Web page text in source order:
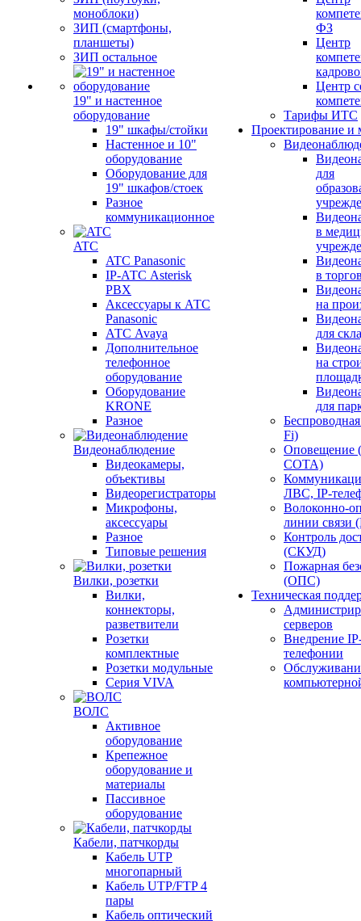
моноблоки)
ЗИП (смартфоны,
планшеты)
ЗИП остальное
19" и настенное
оборудование
19" шкафы/стойки
Настенное и 10"
оборудование
Оборудование для
19" шкафов/стоек
Разное
коммуникационное
ATC
ATC Panasonic
IP-АТС Asterisk
PBX
Аксессуары к АТС
Panasonic
АТС Avaya
Дополнительное
телефонное
оборудование
Оборудование
KRONE
Разное
Видеонаблюдение
Видеокамеры,
объективы
Видеорегистраторы
Микрофоны,
аксессуары
Разное
Типовые решения
Вилки, розетки
Вилки,
коннекторы,
разветвители
Розетки
комплектные
Розетки модульные
Серия VIVA
ВОЛС
Активное
оборудование
Крепежное
оборудование и
материалы
Пассивное
оборудование
Кабели, патчкорды
Кабель UTP
многопарный
Кабель UTP/FTP 4
пары
Кабель оптический
ФЗ
Центр
Центр
Тарифы ИТС
Проектирование и
для
в
в
на
для
на
для
Fi)
СОТА)
ЛВС, IP-
Волоконно-
линии
Контроль
(СКУД)
Пожарная
(ОПС)
Техническая
серверов
Внедрение
телефонии